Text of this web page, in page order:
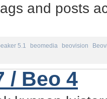
and posts
5.1 beomedia beovision
/ Beo 4